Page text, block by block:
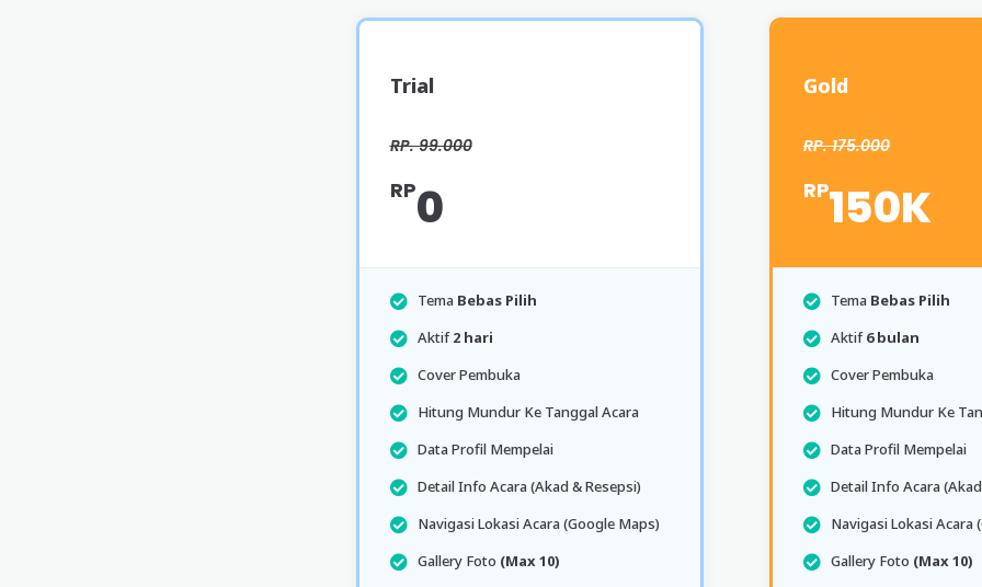
Trial
RP. 99.000
RP0
Tema Bebas Pilih
Aktif2 hari
Cover Pembuka
Hitung Mundur Ke Tanggal Acara
Data Profil Mempelai
Detail Info Acara (Akad & Resepsi)
Navigasi Lokasi Acara (Google Maps)
Gallery Foto (Max 10)
Gold
RP. 175.000
RP150K
Tema Bebas Pilih
Aktif6 bulan
Cover Pembuka
Hitung Mundur Ke
Data Profil Mempelai
Detail Info Acara
Navigasi Lokasi Acara
Gallery Foto (Max 10)